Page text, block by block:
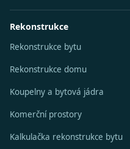
Rekonstrukce
Rekonstrukce bytu
Rekonstrukce domu
Koupelny a bytová jádra
Komerční prostory
Kalkulačka rekonstrukce bytu